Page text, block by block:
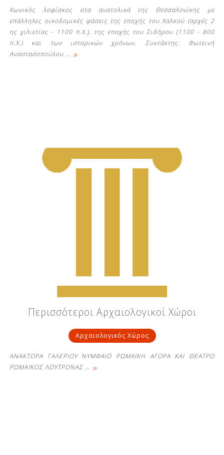
Κωνικός λοφίσκος στα ανατολικά της Θεσσαλονίκης με
επάλληλες οικοδομικές φάσεις της εποχής του Χαλκού (αρχές 2
ης χιλιετίας - 1100 π.Χ.), της εποχής του Σιδήρου (1100 - 800
π.Χ.) και των ιστορικών χρόνων. Συντάκτης: Φωτεινή
Αναστασοπούλου … »
Περισσότεροι Αρχαιολογικοί Χώροι
Αρχαιολογικός Χώρος
ΑΝΑΚΤΟΡΑ ΓΑΛΕΡΙΟΥ ΝΥΜΦΑΙΟ ΡΩΜΑΪΚΗ ΑΓΟΡΑ ΚΑΙ ΘΕΑΤΡΟ
ΡΩΜΑΪΚΟΣ ΛΟΥΤΡΟΝΑΣ … »